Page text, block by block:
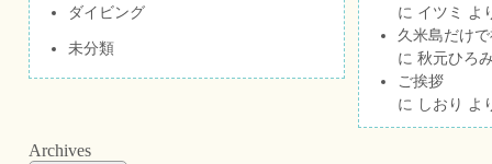
ダイビング
未分類
に イツミ よ
久米島だけ
に 秋元ひろ
ご挨拶
に しおり よ
Archives